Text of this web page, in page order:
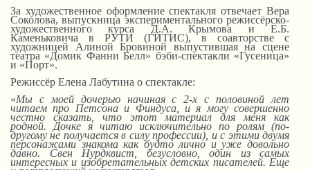
За художественное оформление спектакля отвечает Вера
Соколова, выпускница экспериментального режиссёрско-
художественного курса Д.А. Крымова и Е.Б.
Каменьковича в РУТИ (ГИТИС), в соавторстве с
художницей Алиной Бровиной выпустившая на сцене
театра «Домик Фанни Белл» бэби-спектакли «Гусеница»
и «Порт».
Режиссёр Елена Лабутина о спектакле:
«Мы с моей дочерью начиная с 2-х с половиной лет
читаем про Петсона и Финдуса, и я могу совершенно
честно сказать, что этот материал для меня как
родной. Дочке я читаю исключительно по ролям (по-
другому не получается в силу профессии), ис этими двумя
персонажами знакома как будто лично и уже довольно
давно. Свен Нурдквист, безусловно, один из самых
интересных и изобретательных детских писателей. Еще